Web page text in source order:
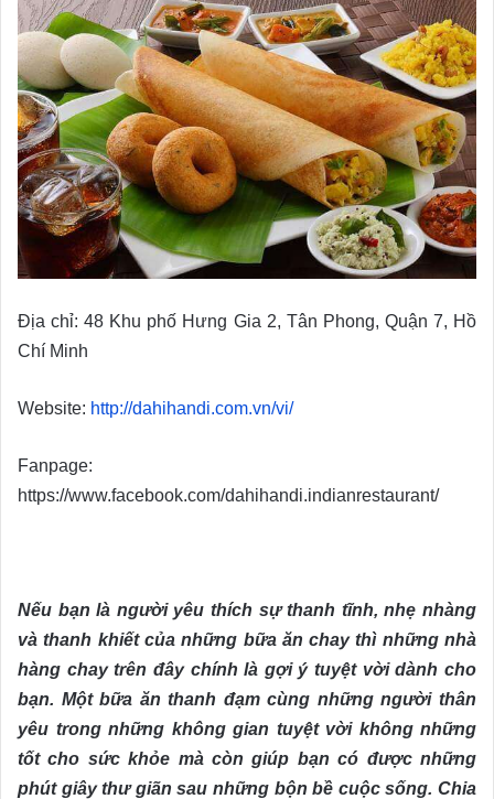
Địa chỉ: 48 Khu phố Hưng Gia 2, Tân Phong, Quận 7, Hồ
Chí Minh
Website: http://dahihandi.com.vn/vi/
Fanpage:
https://www.facebook.com/dahihandi.indianrestaurant/
Nếu bạn là người yêu thích sự thanh tĩnh, nhẹ nhàng
và thanh khiết của những bữa ăn chay thì những nhà
hàng chay trên đây chính là gợi ý tuyệt vời dành cho
bạn. Một bữa ăn thanh đạm cùng những người thân
yêu trong những không gian tuyệt vời không những
tốt cho sức khỏe mà còn giúp bạn có được những
phút giây thư giãn sau những bộn bề cuộc sống. Chia